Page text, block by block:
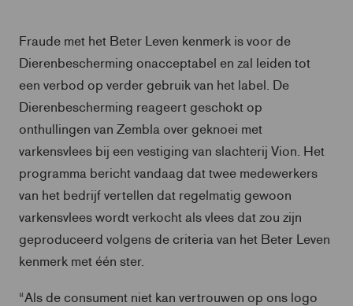
Fraude met het Beter Leven kenmerk is voor de
Dierenbescherming onacceptabel en zal leiden tot
een verbod op verder gebruik van het label. De
Dierenbescherming reageert geschokt op
onthullingen van Zembla over geknoei met
varkensvlees bij een vestiging van slachterij Vion. Het
programma bericht vandaag dat twee medewerkers
van het bedrijf vertellen dat regelmatig gewoon
varkensvlees wordt verkocht als vlees dat zou zijn
geproduceerd volgens de criteria van het Beter Leven
kenmerk met één ster.
“Als de consument niet kan vertrouwen op ons logo